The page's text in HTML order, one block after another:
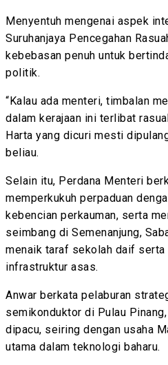
Menyentuh mengenai aspek
Suruhanjaya Pencegahan
kebebasan penuh untuk
politik.
“Kalau ada menteri, timbalan
dalam kerajaan ini terlibat
Harta yang dicuri mesti
beliau.
Selain itu, Perdana Menteri
memperkukuh perpaduan
kebencian perkauman, serta
seimbang di Semenanjung,
menaik taraf sekolah daif
infrastruktur asas.
Anwar berkata pelaburan
semikonduktor di Pulau
dipacu, seiring dengan usaha
utama dalam teknologi baharu.